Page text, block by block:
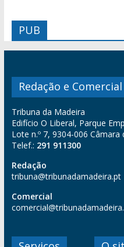
PUB
Redação e Comercial
Tribuna da Madeira
Edifício O Liberal, Parque
Lote n.º 7, 9304-006
Telef.: 291 911300
Redação
tribuna@tribunadamadeira.pt
Comercial